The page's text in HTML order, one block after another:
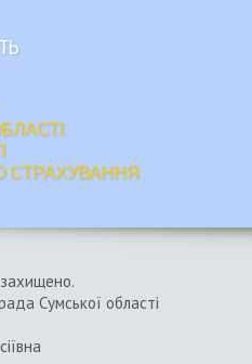
СТРАХУВАННЯ
Сумської області